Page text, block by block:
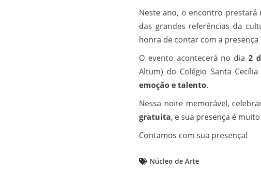
Neste ano, o encontro prestará
das grandes referências da
honra de contar com a
O evento acontecerá no dia 2
Altum) do Colégio Santa
emoção e talento.
Nessa noite memorável,
gratuita, e sua presença é
Contamos com sua presença!
Núcleo de Arte